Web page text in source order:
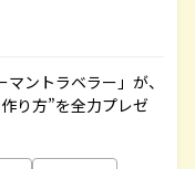
ントラベラー」が、
り方”を全力プレゼ